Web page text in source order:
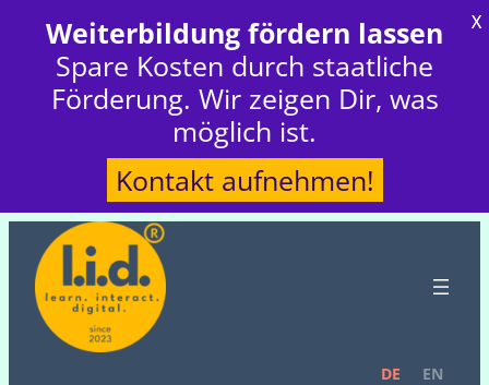
DE EN
Weiterbildung fördern lassen
Spare Kosten durch staatliche
Förderung. Wir zeigen Dir, was
möglich ist.
Kontakt aufnehmen!
X